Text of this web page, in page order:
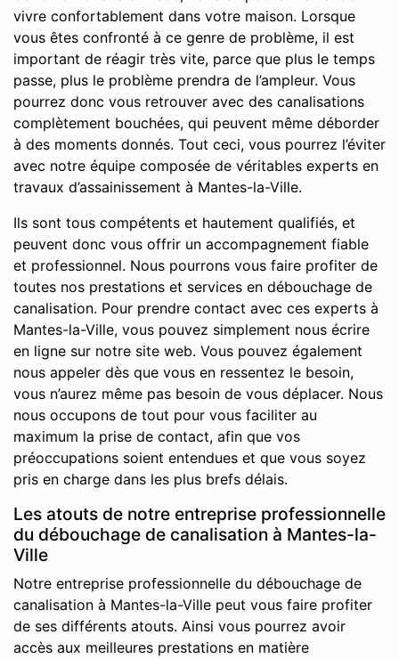
vivre confortablement dans votre maison. Lorsque
vous êtes confronté à ce genre de problème, il est
important de réagir très vite, parce que plus le temps
passe, plus le problème prendra de l’ampleur. Vous
pourrez donc vous retrouver avec des canalisations
complètement bouchées, qui peuvent même déborder
à des moments donnés. Tout ceci, vous pourrez l’éviter
avec notre équipe composée de véritables experts en
travaux d’assainissement à Mantes-la-Ville.
Ils sont tous compétents et hautement qualifiés, et
peuvent donc vous offrir un accompagnement fiable
et professionnel. Nous pourrons vous faire profiter de
toutes nos prestations et services en débouchage de
canalisation. Pour prendre contact avec ces experts à
Mantes-la-Ville, vous pouvez simplement nous écrire
en ligne sur notre site web. Vous pouvez également
nous appeler dès que vous en ressentez le besoin,
vous n’aurez même pas besoin de vous déplacer. Nous
nous occupons de tout pour vous faciliter au
maximum la prise de contact, afin que vos
préoccupations soient entendues et que vous soyez
pris en charge dans les plus brefs délais.
Les atouts de notre entreprise professionnelle
du débouchage de canalisation à Mantes-la-
Ville
Notre entreprise professionnelle du débouchage de
canalisation à Mantes-la-Ville peut vous faire profiter
de ses différents atouts. Ainsi vous pourrez avoir
accès aux meilleures prestations en matière